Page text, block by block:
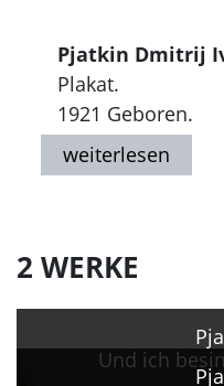
Pjatkin Dmitrij
Plakat.
1921 Geboren.
2 WERKE
Und ich